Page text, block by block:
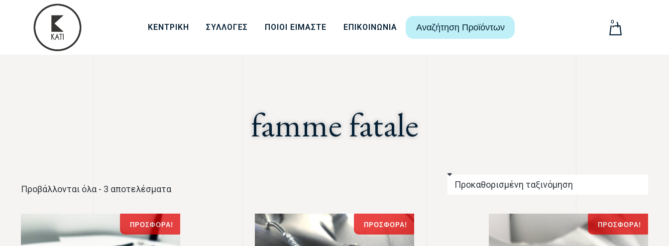
ΚΕΝΤΡΙΚΗ ΣΥΛΛΟΓΕΣ ΠΟΙΟΙ ΕΙΜΑΣΤΕ ΕΠΙΚΟΙΝΩΝΙΑ Αναζήτηση Προϊόντων
0
famme fatale
Προβάλλονται όλα - 3 αποτελέσματα
ΠΡΟΣΦΟΡΆ! ΠΡΟΣΦΟΡΆ! ΠΡΟΣΦΟΡΆ!